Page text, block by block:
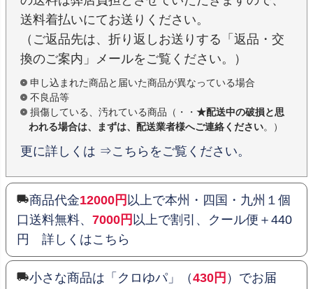
送料着払いにてお送りください。
（ご返品先は、折り返しお送りする「返品・交
換のご案内」メールをご覧ください。）
申し込まれた商品と届いた商品が異なっている場合
不良品等
損傷している、汚れている商品（・・ ★配送中の破損と思
われる場合は、まずは、配送業者様へご連絡ください。）
更に詳しくは ⇒こちらをご覧ください。
商品代金12000円 以上で本州・四国・九州１個
口送料無料、 7000円 以上で割引、クール便＋440
円 詳しくはこちら
小さな商品は「クロゆパ」（430円 ）でお届